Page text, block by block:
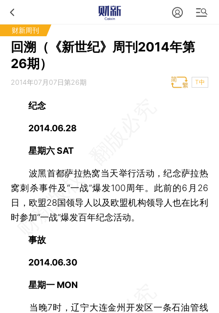
财新周刊
回溯（《新世纪》周刊2014年第
26期）
2014年07月07日第26期 T中
纪念
2014.06.28
星期六 SAT
波黑首都萨拉热窝当天举行活动，纪念萨拉热
窝刺杀事件及“一战”爆发100周年。此前的6月26
日，欧盟28国领导人以及欧盟机构领导人也在比利
时参加“一战”爆发百年纪念活动。
事故
2014.06.30
星期一 MON
当晚7时，辽宁大连金州开发区一条石油管线